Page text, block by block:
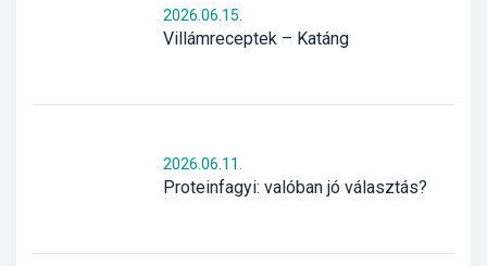
Villámreceptek – Katáng
2026.06.15.
Proteinfagyi: valóban jó választás?
2026.06.11.